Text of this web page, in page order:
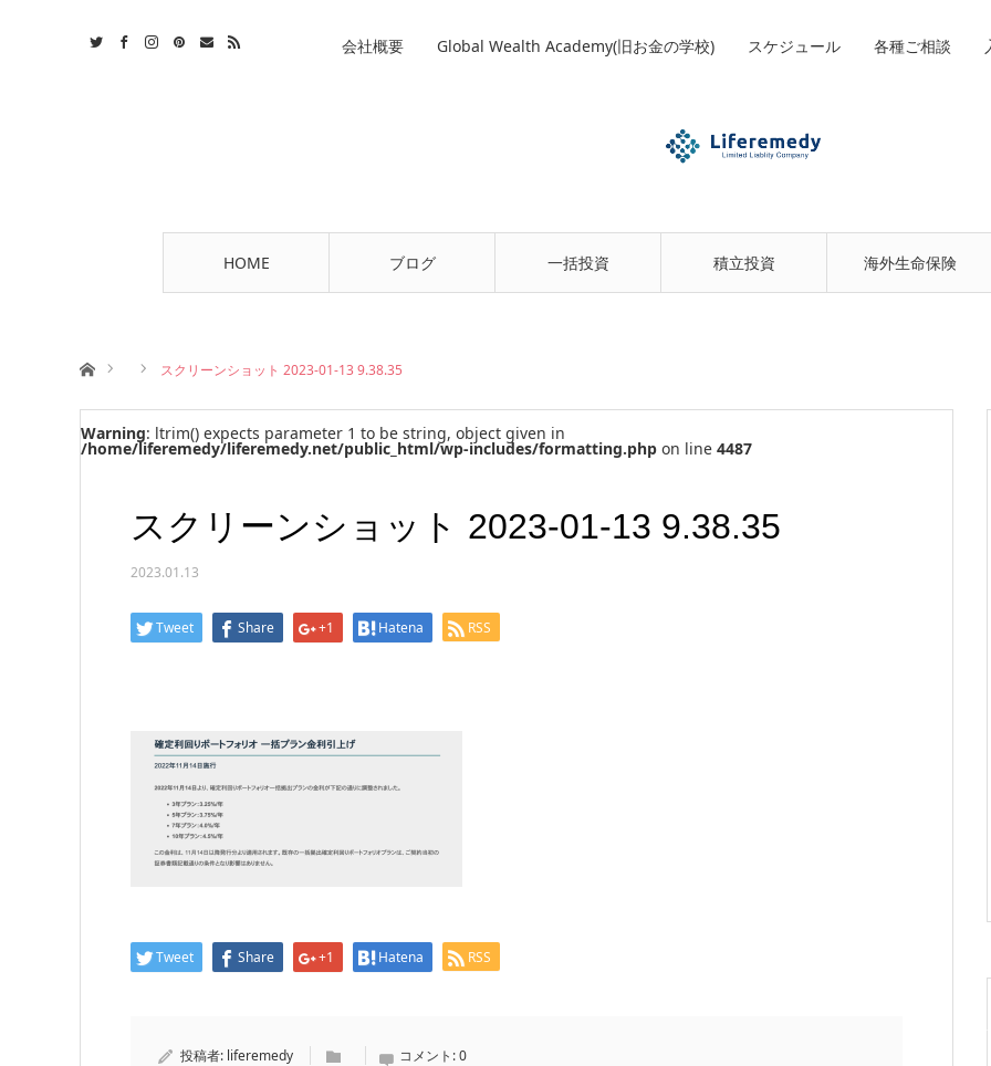
HOME ブログ 一括投資 積立投資 海外生命保険
会社概要 Global Wealth Academy(旧お金の学校) スケジュール 各種ご相談
ホーム スクリーンショット 2023-01-13 9.38.35
Warning: ltrim() expects parameter 1 to be string, object given in
/home/liferemedy/liferemedy.net/public_html/wp-includes/formatting.php on line 4487
スクリーンショット 2023-01-13 9.38.35
2023.01.13
Tweet Share +1 Hatena RSS
Tweet Share +1 Hatena RSS
投稿者: liferemedy コメント:0